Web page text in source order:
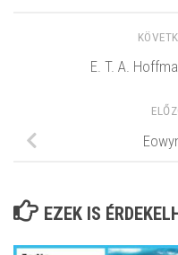
E. T. A.
EZEK IS